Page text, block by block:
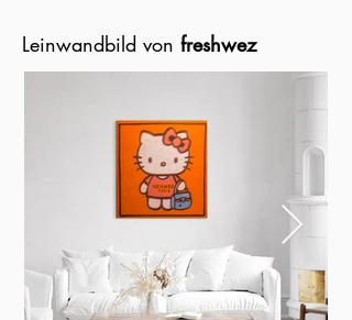
Leinwandbild von freshwez